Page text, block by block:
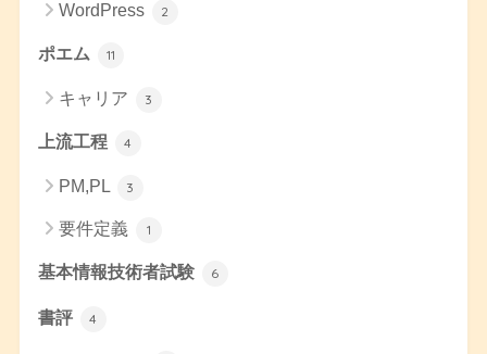
WordPress 2
ポエム 11
キャリア 3
上流工程 4
PM,PL 3
要件定義 1
基本情報技術者試験 6
書評 4